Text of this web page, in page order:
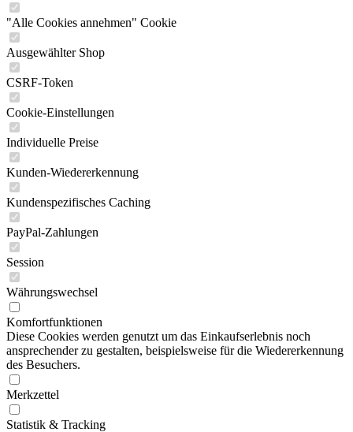
"Alle Cookies annehmen" Cookie
Ausgewählter Shop
CSRF-Token
Cookie-Einstellungen
Individuelle Preise
Kunden-Wiedererkennung
Kundenspezifisches Caching
PayPal-Zahlungen
Session
Währungswechsel
Komfortfunktionen
Diese Cookies werden genutzt um das Einkaufserlebnis noch
ansprechender zu gestalten, beispielsweise für die Wiedererkennung
des Besuchers.
Merkzettel
Statistik & Tracking